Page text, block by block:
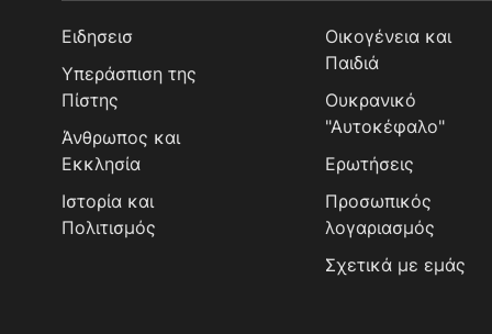
Ειδησεισ
Υπεράσπιση της
Πίστης
Άνθρωπος και
Εκκλησία
Ιστορία και
Πολιτισμός
Οικογένεια και
Παιδιά
Ουκρανικό
"Αυτοκέφαλο"
Ερωτήσεις
Προσωπικός
λογαριασμός
Σχετικά με εμάς